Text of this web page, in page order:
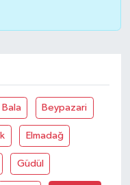
Bala Beypazari
Elmadağ
Güdül